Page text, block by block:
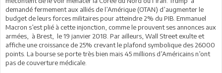
demandé fermement aux alliés de l’Amérique (OTAN) d’augmenter le
budget de leurs forces militaires pour atteindre 2% du PIB. Emmanuel
Macron s’est plié à cette injonction, comme le prouvent ses annonces aux
armées, à Brest, le 19 janvier 2018. Par ailleurs, Wall Street exulte et
affiche une croissance de 25% crevant le plafond symbolique des 26000
points. La bourse se porte très bien mais 45 millions d’Américains n’ont
pas de couverture médicale.